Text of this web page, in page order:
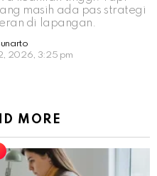
masih ada pas strategi
di lapangan.
2026, 3:25 pm
MORE